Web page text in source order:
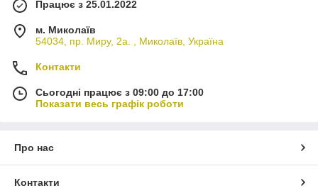
Працює з 25.01.2022
м. Миколаїв
54034, пр. Миру, 2а. , Миколаїв, Україна
Контакти
Сьогодні працює з 09:00 до 17:00
Показати весь графік роботи
Про нас
Контакти